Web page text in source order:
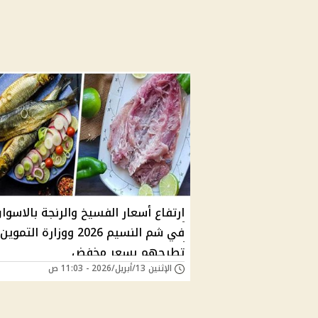
ارتفاع أسعار الفسيخ والرنجة
في شم النسيم 2026 ووزارة التموين
تطرحهم بسعر مخفض
الإثنين 13/أبريل/2026 - 11:03 ص